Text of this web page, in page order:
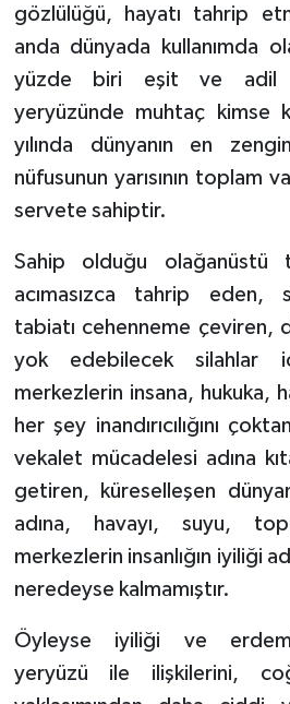
gözlülüğü, hayatı tahrip
anda dünyada kullanımda
yüzde biri eşit ve adil
yeryüzünde muhtaç kimse
yılında dünyanın en
nüfusunun yarısının toplam
servete sahiptir.
Sahip olduğu olağanüstü
acımasızca tahrip eden,
tabiatı cehenneme çeviren,
yok edebilecek silahlar
merkezlerin insana, hukuka,
her şey inandırıcılığını
vekalet mücadelesi adına
getiren, küreselleşen
adına, havayı, suyu,
merkezlerin insanlığın iyiliği
neredeyse kalmamıştır.
Öyleyse iyiliği ve
yeryüzü ile ilişkilerini,